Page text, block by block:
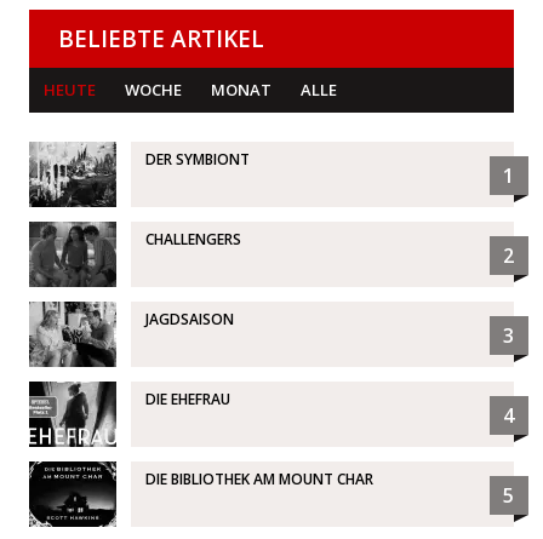
BELIEBTE ARTIKEL
HEUTE WOCHE MONAT ALLE
DER SYMBIONT
1
CHALLENGERS
2
JAGDSAISON
3
DIE EHEFRAU
4
DIE BIBLIOTHEK AM MOUNT CHAR
5